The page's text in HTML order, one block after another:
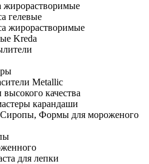
жирорастворимые
гелевые
жирорастворимые
Kreda
Metallic
качества
карандаши
Формы для мороженого
для лепки